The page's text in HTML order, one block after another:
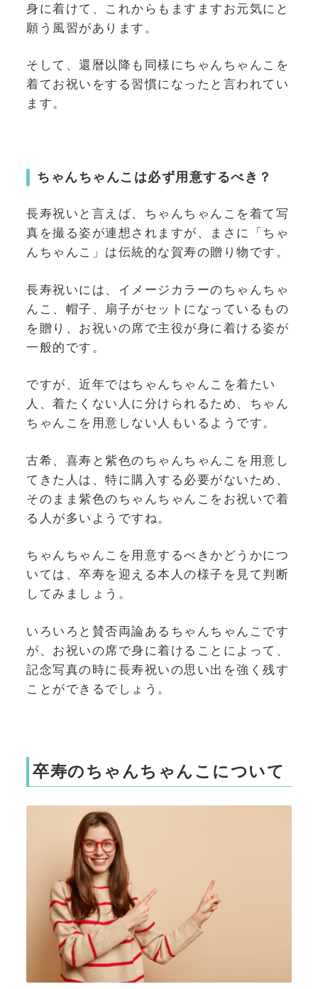
身に着けて、これからもますますお元気にと
願う風習があります。
そして、還暦以降も同様にちゃんちゃんこを
着てお祝いをする習慣になったと言われてい
ます。
ちゃんちゃんこは必ず用意するべき？
長寿祝いと言えば、ちゃんちゃんこを着て写
真を撮る姿が連想されますが、まさに「ちゃ
んちゃんこ」は伝統的な賀寿の贈り物です。
長寿祝いには、イメージカラーのちゃんちゃ
んこ、帽子、扇子がセットになっているもの
を贈り、お祝いの席で主役が身に着ける姿が
一般的です。
ですが、近年ではちゃんちゃんこを着たい
人、着たくない人に分けられるため、ちゃん
ちゃんこを用意しない人もいるようです。
古希、喜寿と紫色のちゃんちゃんこを用意し
てきた人は、特に購入する必要がないため、
そのまま紫色のちゃんちゃんこをお祝いで着
る人が多いようですね。
ちゃんちゃんこを用意するべきかどうかにつ
いては、卒寿を迎える本人の様子を見て判断
してみましょう。
いろいろと賛否両論あるちゃんちゃんこです
が、お祝いの席で身に着けることによって、
記念写真の時に長寿祝いの思い出を強く残す
ことができるでしょう。
卒寿のちゃんちゃんこについて